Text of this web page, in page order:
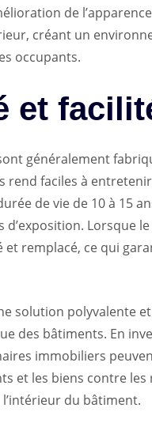
de
créant un
occupants.
et
généralement
rend faciles à
de vie de 10 à 15
Lorsque
remplacé, ce qui
solution polyvalente
des bâtiments. En
immobiliers
et les biens contre
du bâtiment.